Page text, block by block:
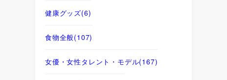
健康グッズ(6)
食物全般(107)
女優・女性タレント・モデル(167)